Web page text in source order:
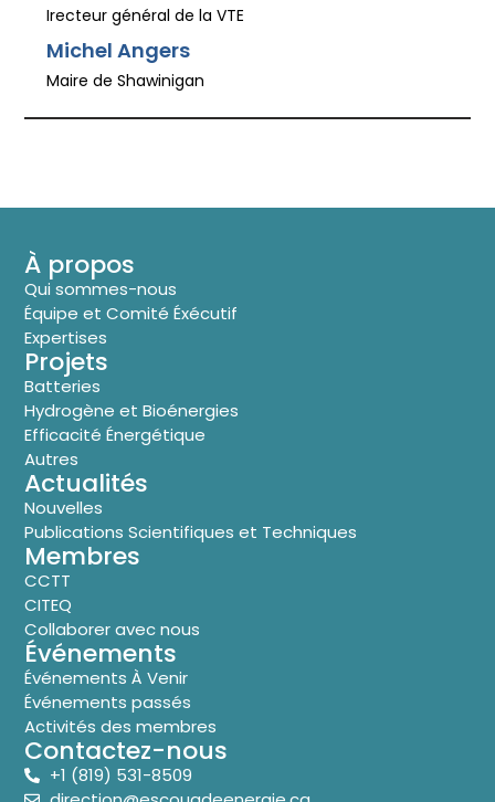
Irecteur général de la VTE
Michel Angers
Maire de Shawinigan
À propos
Qui sommes-nous
Équipe et Comité Éxécutif
Expertises
Projets
Batteries
Hydrogène et Bioénergies
Efficacité Énergétique
Autres
Actualités
Nouvelles
Publications Scientifiques et Techniques
Membres
CCTT
CITEQ
Collaborer avec nous
Événements
Événements À Venir
Événements passés
Activités des membres
Contactez-nous
+1 (819) 531-8509